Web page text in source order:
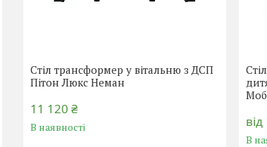
Стіл трансформер у вітальню з ДСП
Пітон Люкс Неман
11 120 ₴
В наявності
В